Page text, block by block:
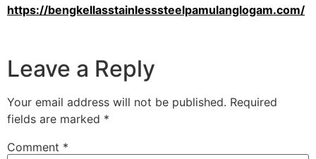
https://bengkellasstainlesssteelpamulanglogam.com/
Leave a Reply
Your email address will not be published. Required
fields are marked *
Comment *